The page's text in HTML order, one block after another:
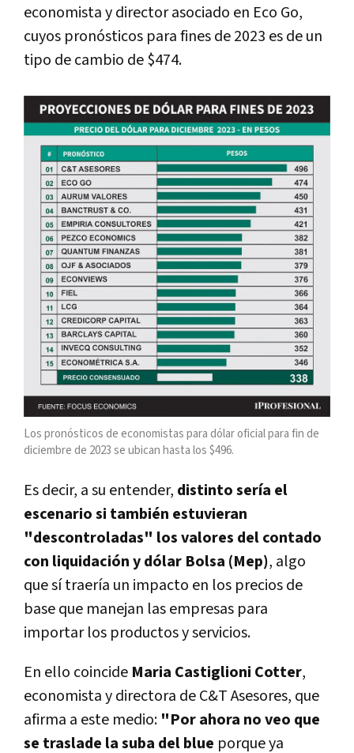
economista y director asociado en Eco Go,
cuyos pronósticos para fines de 2023 es de un
tipo de cambio de $474.
Los pronósticos de economistas para dólar oficial para fin de
diciembre de 2023 se ubican hasta los $496.
Es decir, a su entender, distinto sería el
escenario si también estuvieran
"descontroladas" los valores del contado
con liquidación y dólar Bolsa (Mep), algo
que sí traería un impacto en los precios de
base que manejan las empresas para
importar los productos y servicios.
En ello coincide Maria Castiglioni Cotter,
economista y directora de C&T Asesores, que
afirma a este medio: "Por ahora no veo que
se traslade la suba del blue porque ya